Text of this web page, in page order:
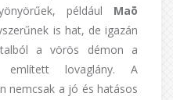
például Maō
is hat, de igazán
a vörös démon a
említett lovaglány. A
nemcsak a jó és hatásos